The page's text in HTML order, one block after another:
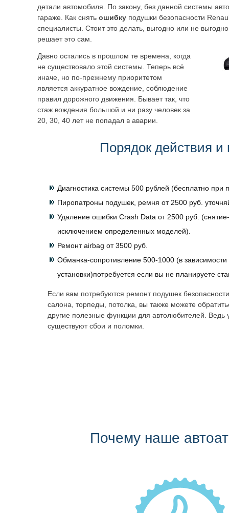
детали автомобиля. По закону, без данной системы
гараже. Как снять ошибку подушки безопасности
специалисты. Стоит это делать, выгодно или не
решает это сам.
Давно остались в прошлом те времена, когда
не существовало этой системы. Теперь всё
иначе, но по-прежнему приоритетом
является аккуратное вождение, соблюдение
правил дорожного движения. Бывает так, что
стаж вождения большой и ни разу человек за
20, 30, 40 лет не попадал в аварии.
Порядок действия и
Диагностика системы 500 рублей (бесплатно при
Пиропатроны подушек, ремня от 2500 руб.
Удаление ошибки Crash Data от 2500 руб. (снятие-
исключением определенных моделей).
Ремонт airbag от 3500 руб.
Обманка-сопротивление 500-1000 (в зависимости
установки)потребуется если вы не планируете
Если вам потребуются ремонт подушек
салона, торпеды, потолка, вы также можете
другие полезные функции для автолюбителей. Ведь
существуют сбои и поломки.
Почему наше